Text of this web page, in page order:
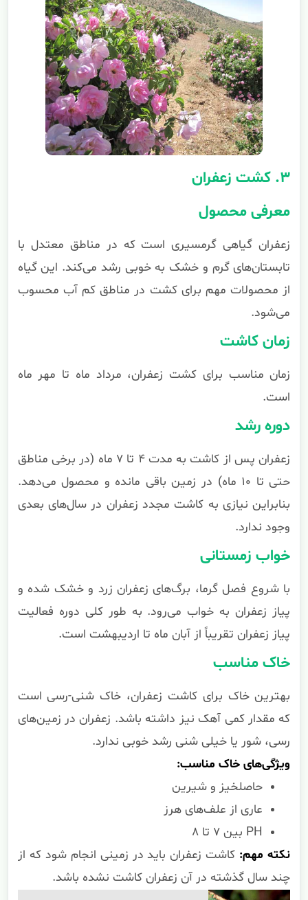
۳. کشت زعفران
معرفی محصول
زعفران گیاهی گرمسیری است که در مناطق معتدل با
تابستان‌های گرم و خشک به خوبی رشد می‌کند. این گیاه
از محصولات مهم برای کشت در مناطق کم آب محسوب
می‌شود.
زمان کاشت
زمان مناسب برای کشت زعفران، مرداد ماه تا مهر ماه
است.
دوره رشد
زعفران پس از کاشت به مدت ۴ تا ۷ ماه (در برخی مناطق
حتی تا ۱۰ ماه) در زمین باقی مانده و محصول می‌دهد.
بنابراین نیازی به کاشت مجدد زعفران در سال‌های بعدی
وجود ندارد.
خواب زمستانی
با شروع فصل گرما، برگ‌های زعفران زرد و خشک شده و
پیاز زعفران به خواب می‌رود. به طور کلی دوره فعالیت
پیاز زعفران تقریباً از آبان ماه تا اردیبهشت است.
خاک مناسب
بهترین خاک برای کاشت زعفران، خاک شنی-رسی است
که مقدار کمی آهک نیز داشته باشد. زعفران در زمین‌های
رسی، شور یا خیلی شنی رشد خوبی ندارد.
ویژگی‌های خاک مناسب:
حاصلخیز و شیرین
عاری از علف‌های هرز
PH بین ۷ تا ۸
نکته مهم: کاشت زعفران باید در زمینی انجام شود که از
چند سال گذشته در آن زعفران کاشت نشده باشد.